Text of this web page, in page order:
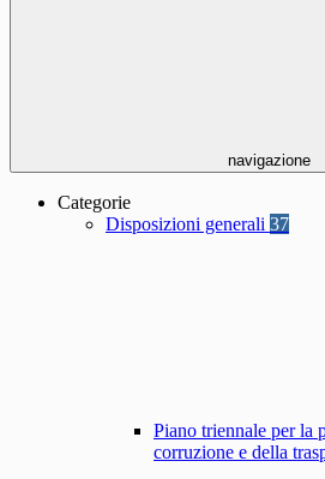
navigazione
Categorie
Disposizioni generali 37
Piano triennale per la
corruzione e della